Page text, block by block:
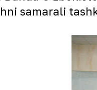
samarali